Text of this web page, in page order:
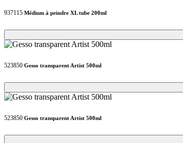
937115 Médium à peindre XL tube 200ml
Loading...
Loading...
523850 Gesso transparent Artist 500ml
Loading...
Loading...
523850 Gesso transparent Artist 500ml
Loading...
Loading...